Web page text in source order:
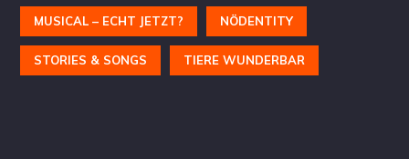
MUSICAL – ECHT JETZT? NÖDENTITY
STORIES & SONGS TIERE WUNDERBAR